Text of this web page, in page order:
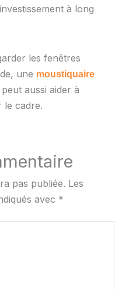
à long
les fenêtres
une moustiquaire
aussi aider à
le cadre.
pas publiée. Les
avec *